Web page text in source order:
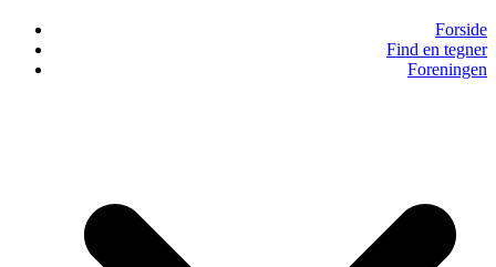
Forside
Find en tegner
Foreningen